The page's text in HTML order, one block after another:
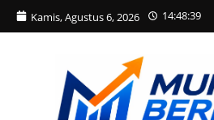
Lewati ke konten
Kamis, Agustus 6, 2026 14:48:39